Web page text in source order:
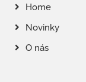
Home
Novinky
O nás